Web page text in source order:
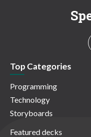
Top Categories
Programming
Technology
Storyboards
Featured decks